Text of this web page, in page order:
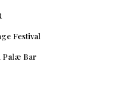
Festival
Palæ Bar